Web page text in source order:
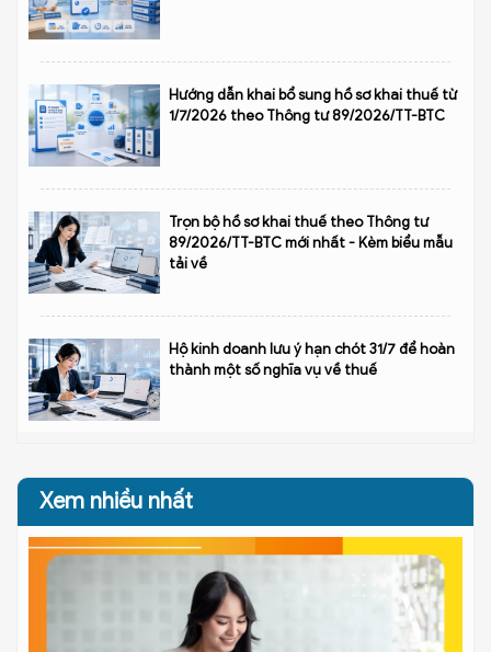
Hướng dẫn khai bổ sung hồ sơ khai thuế từ
1/7/2026 theo Thông tư 89/2026/TT-BTC
Trọn bộ hồ sơ khai thuế theo Thông tư
89/2026/TT-BTC mới nhất - Kèm biểu mẫu
tải về
Hộ kinh doanh lưu ý hạn chót 31/7 để hoàn
thành một số nghĩa vụ về thuế
Xem nhiều nhất